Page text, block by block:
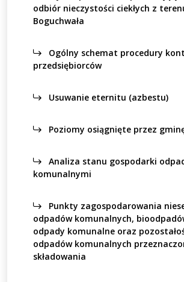
odbiór nieczystości ciekłych z
Boguchwała
Ogólny schemat procedury
przedsiębiorców
Usuwanie eternitu (azbestu)
Poziomy osiągnięte przez
Analiza stanu gospodarki
komunalnymi
Punkty zagospodarowania
odpadów komunalnych,
odpady komunalne oraz
odpadów komunalnych
składowania